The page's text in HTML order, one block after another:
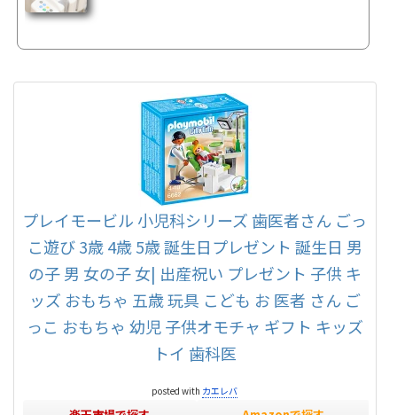
プレイモービル 小児科シリーズ 歯医者さん ごっ
こ遊び 3歳 4歳 5歳 誕生日プレゼント 誕生日 男
の子 男 女の子 女| 出産祝い プレゼント 子供 キ
ッズ おもちゃ 五歳 玩具 こども お 医者 さん ご
っこ おもちゃ 幼児 子供オモチャ ギフト キッズ
トイ 歯科医
posted with カエレバ